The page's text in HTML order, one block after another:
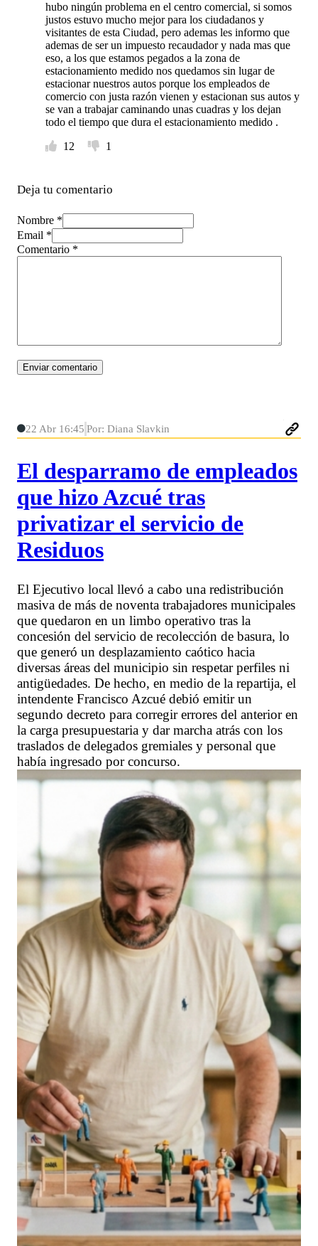
hubo ningún problema en el centro comercial, si somos
justos estuvo mucho mejor para los ciudadanos y
visitantes de esta Ciudad, pero ademas les informo que
ademas de ser un impuesto recaudador y nada mas que
eso, a los que estamos pegados a la zona de
estacionamiento medido nos quedamos sin lugar de
estacionar nuestros autos porque los empleados de
comercio con justa razón vienen y estacionan sus autos y
se van a trabajar caminando unas cuadras y los dejan
todo el tiempo que dura el estacionamiento medido .
12
1
Deja tu comentario
Nombre *
Email *
Comentario *
22 Abr 16:45 Por: Diana Slavkin
El desparramo de empleados
que hizo Azcué tras
privatizar el servicio de
Residuos
El Ejecutivo local llevó a cabo una redistribución
masiva de más de noventa trabajadores municipales
que quedaron en un limbo operativo tras la
concesión del servicio de recolección de basura, lo
que generó un desplazamiento caótico hacia
diversas áreas del municipio sin respetar perfiles ni
antigüedades. De hecho, en medio de la repartija, el
intendente Francisco Azcué debió emitir un
segundo decreto para corregir errores del anterior en
la carga presupuestaria y dar marcha atrás con los
traslados de delegados gremiales y personal que
había ingresado por concurso.